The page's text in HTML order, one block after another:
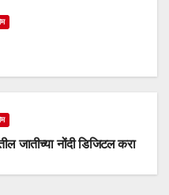
जातीच्या नोंदी डिजिटल करा